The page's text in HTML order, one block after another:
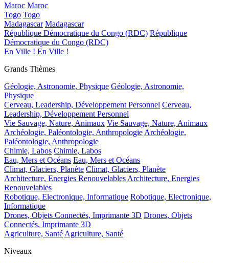
Maroc Maroc
Togo Togo
Madagascar Madagascar
République Démocratique du Congo (RDC) République
Démocratique du Congo (RDC)
En Ville ! En Ville !
Grands Thèmes
Géologie, Astronomie, Physique Géologie, Astronomie,
Physique
Cerveau, Leadership, Développement Personnel Cerveau,
Leadership, Développement Personnel
Vie Sauvage, Nature, Animaux Vie Sauvage, Nature, Animaux
Archéologie, Paléontologie, Anthropologie Archéologie,
Paléontologie, Anthropologie
Chimie, Labos Chimie, Labos
Eau, Mers et Océans Eau, Mers et Océans
Climat, Glaciers, Planète Climat, Glaciers, Planète
Architecture, Energies Renouvelables Architecture, Energies
Renouvelables
Robotique, Electronique, Informatique Robotique, Electronique,
Informatique
Drones, Objets Connectés, Imprimante 3D Drones, Objets
Connectés, Imprimante 3D
Agriculture, Santé Agriculture, Santé
Niveaux